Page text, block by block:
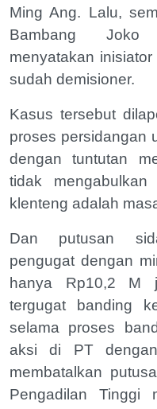
Ming Ang. Lalu,
Bambang Joko
menyatakan
sudah demisioner.
Kasus tersebut
proses persidangan
dengan tuntutan
tidak
klenteng adalah
Dan putusan
pengugat dengan
hanya Rp10,2 M
tergugat banding
selama proses
aksi di PT
membatalkan
Pengadilan Tinggi